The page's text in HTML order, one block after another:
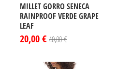
MILLET GORRO SENECA
RAINPROOF VERDE GRAPE
LEAF
20,00 € 40,00 €